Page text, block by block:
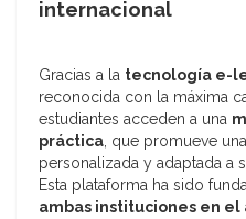
internacional
Gracias a la tecnología e-
reconocida con la máxima
estudiantes acceden a una
práctica, que promueve
personalizada y adaptada a
Esta plataforma ha sido
ambas instituciones en